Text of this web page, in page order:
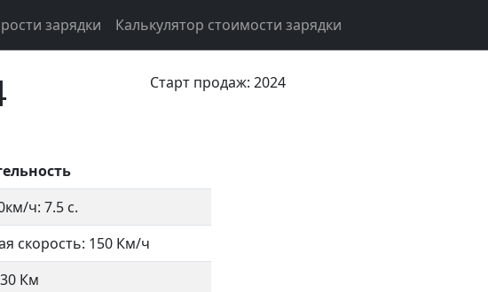
зарядки Калькулятор стоимости зарядки
Старт продаж: 2024
ч: 7.5 с.
скорость: 150 Км/ч
Км